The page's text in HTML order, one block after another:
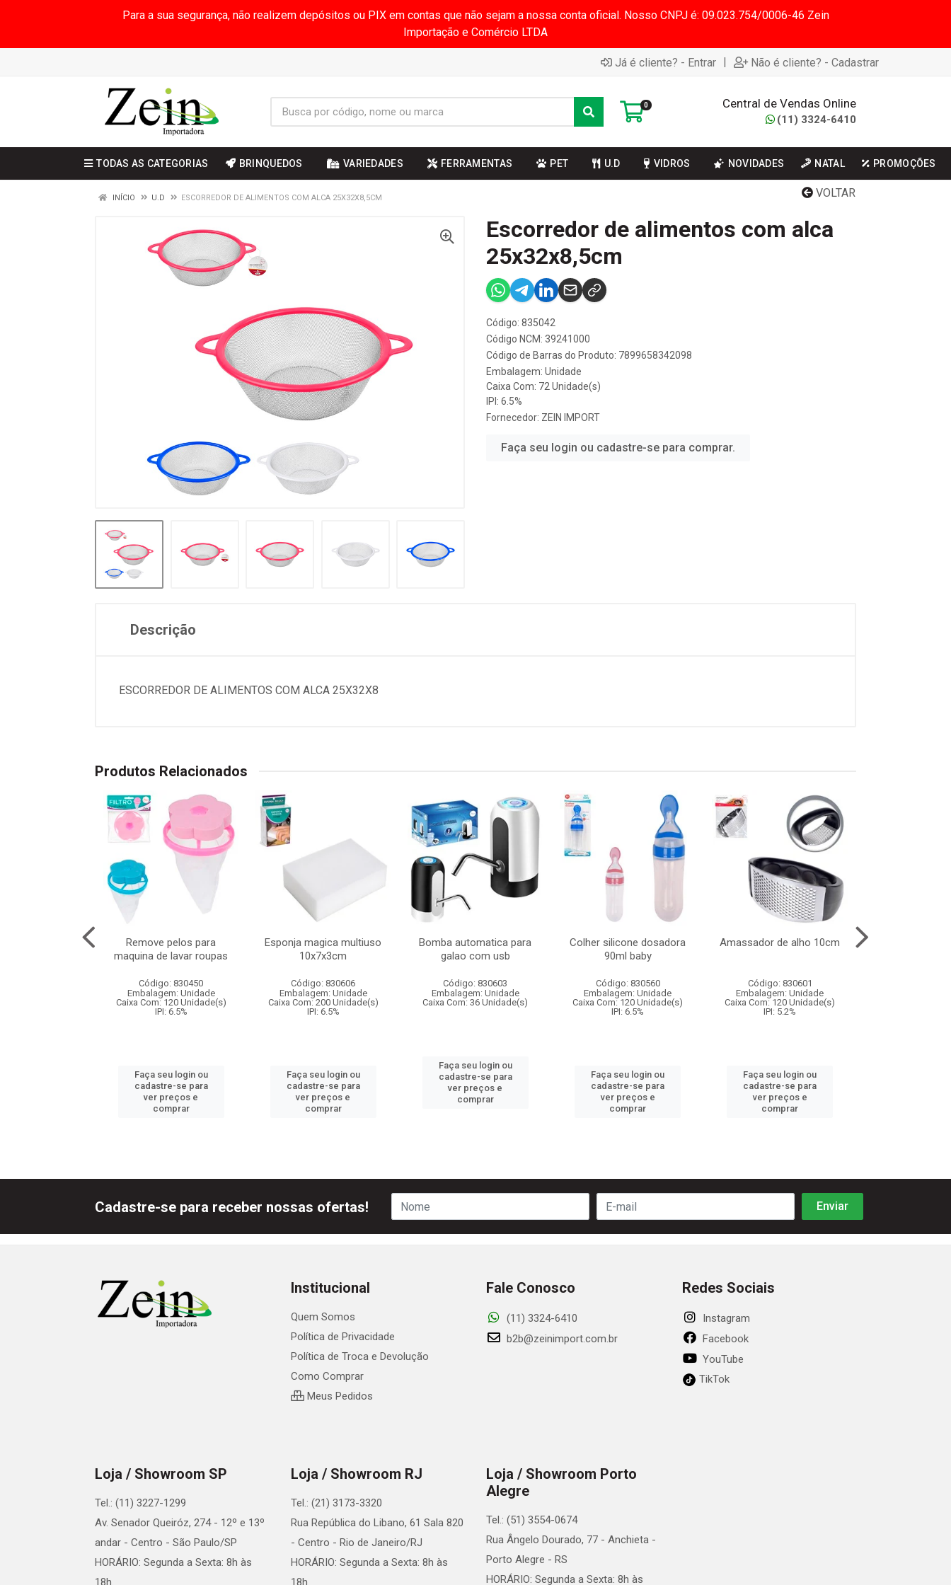
Para a sua segurança, não realizem depósitos ou PIX em contas que não sejam a nossa conta oficial. Nosso CNPJ é: 09.023.754/0006-46 Zein
Importação e Comércio LTDA
Já é cliente? - Entrar | Não é cliente? - Cadastrar
0 Central de Vendas Online
(11) 3324-6410
TODAS AS CATEGORIAS BRINQUEDOS VARIEDADES FERRAMENTAS PET U.D VIDROS NOVIDADES NATAL PROMOÇÕES
VOLTAR
INÍCIO U.D ESCORREDOR DE ALIMENTOS COM ALCA 25X32X8,5CM
Escorredor de alimentos com alca
25x32x8,5cm
Código: 835042
Código NCM: 39241000
Código de Barras do Produto: 7899658342098
Embalagem: Unidade
Caixa Com: 72 Unidade(s)
IPI: 6.5%
Fornecedor: ZEIN IMPORT
Faça seu login ou cadastre-se para comprar.
Descrição
ESCORREDOR DE ALIMENTOS COM ALCA 25X32X8
Produtos Relacionados
Remove pelos para
maquina de lavar roupas
Código: 830450
Embalagem: Unidade
Caixa Com: 120 Unidade(s)
IPI: 6.5%
Faça seu login ou
cadastre-se para
ver preços e
comprar
Esponja magica multiuso
10x7x3cm
Código: 830606
Embalagem: Unidade
Caixa Com: 200 Unidade(s)
IPI: 6.5%
Faça seu login ou
cadastre-se para
ver preços e
comprar
Bomba automatica para
galao com usb
Código: 830603
Embalagem: Unidade
Caixa Com: 36 Unidade(s)
Faça seu login ou
cadastre-se para
ver preços e
comprar
Colher silicone dosadora
90ml baby
Código: 830560
Embalagem: Unidade
Caixa Com: 120 Unidade(s)
IPI: 6.5%
Faça seu login ou
cadastre-se para
ver preços e
comprar
Amassador de alho 10cm
Código: 830601
Embalagem: Unidade
Caixa Com: 120 Unidade(s)
IPI: 5.2%
Faça seu login ou
cadastre-se para
ver preços e
comprar
Cadastre-se para receber nossas ofertas!
Institucional
Quem Somos
Política de Privacidade
Política de Troca e Devolução
Como Comprar
Meus Pedidos
Fale Conosco
(11) 3324-6410
b2b@zeinimport.com.br
Redes Sociais
Instagram
Facebook
YouTube
TikTok
Loja / Showroom SP
Tel.: (11) 3227-1299
Av. Senador Queiróz, 274 - 12º e 13º
andar - Centro - São Paulo/SP
HORÁRIO: Segunda a Sexta: 8h às
18h.
Loja / Showroom RJ
Tel.: (21) 3173-3320
Rua República do Libano, 61 Sala 820
- Centro - Rio de Janeiro/RJ
HORÁRIO: Segunda a Sexta: 8h às
18h.
Loja / Showroom Porto
Alegre
Tel.: (51) 3554-0674
Rua Ângelo Dourado, 77 - Anchieta -
Porto Alegre - RS
HORÁRIO: Segunda a Sexta: 8h às